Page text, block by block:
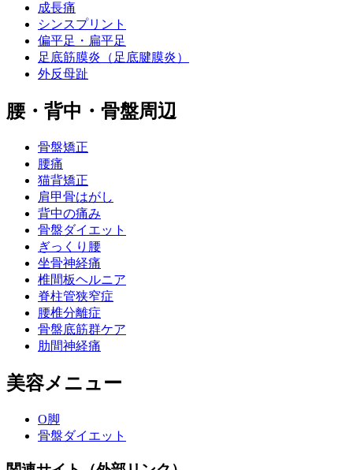
成長痛
シンスプリント
偏平足・扁平足
足底筋膜炎（足底腱膜炎）
外反母趾
腰・背中・骨盤周辺
骨盤矯正
腰痛
猫背矯正
肩甲骨はがし
背中の痛み
骨盤ダイエット
ぎっくり腰
坐骨神経痛
椎間板ヘルニア
脊柱管狭窄症
腰椎分離症
骨盤底筋群ケア
肋間神経痛
美容メニュー
O脚
骨盤ダイエット